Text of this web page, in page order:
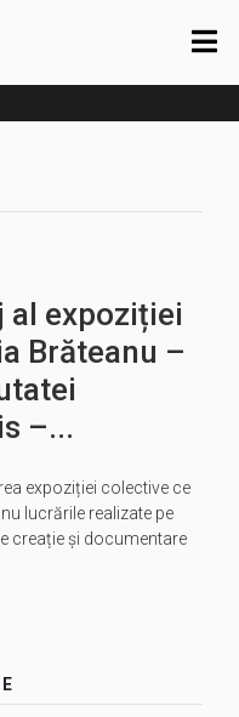
al expoziției
Brăteanu –
–...
expoziției colective ce
lucrările realizate pe
creație şi documentare